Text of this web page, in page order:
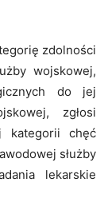
zdolności
wojskowej,
do jej
zgłosi
chęć
służby
lekarskie